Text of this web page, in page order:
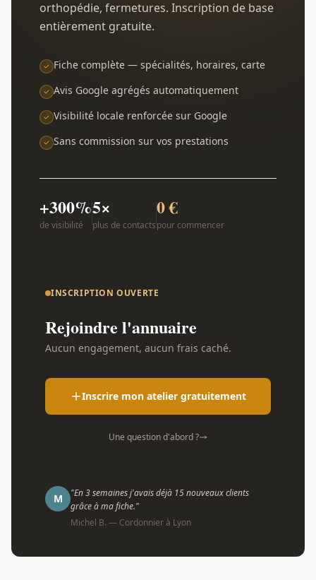
orthopédie, fermetures. Inscription de base
entièrement gratuite.
Fiche complète — spécialités, horaires, carte
Avis Google agrégés automatiquement
Visibilité locale renforcée sur Google
Sans commission sur vos prestations
+300%
de visibilité
5×
plus de contacts
0 €
pour commencer
INSCRIPTION OUVERTE
Rejoindre l'annuaire
Aucun engagement, aucun frais caché.
Inscrire mon atelier gratuitement
Une question d'abord ?
M
"En 3 semaines j'avais déjà 15 nouveaux clients
grâce à ma fiche."
Michel B. — Cordonnier à Lyon